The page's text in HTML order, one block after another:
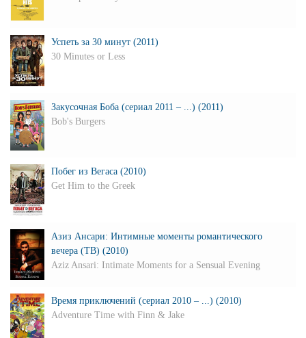
Успеть за 30 минут (2011)
30 Minutes or Less
Закусочная Боба (сериал 2011 – ...) (2011)
Bob's Burgers
Побег из Вегаса (2010)
Get Him to the Greek
Азиз Ансари: Интимные моменты романтического
вечера (ТВ) (2010)
Aziz Ansari: Intimate Moments for a Sensual Evening
Время приключений (сериал 2010 – ...) (2010)
Adventure Time with Finn & Jake